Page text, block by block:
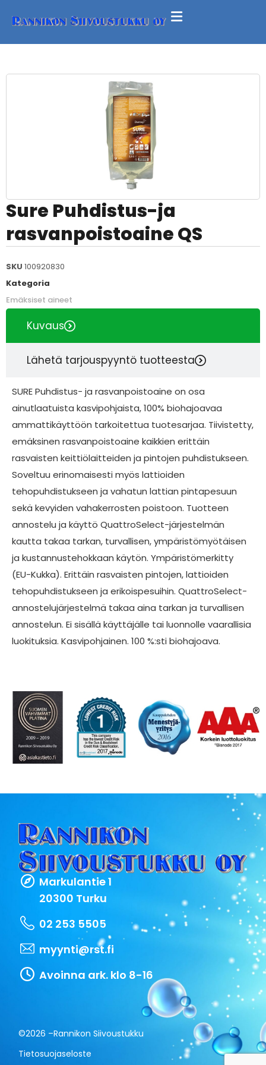
Sure Puhdistus-ja
rasvanpoistoaine QS
SKU 100920830
Kategoria
Emäksiset aineet
Kuvaus
Lähetä tarjouspyyntö tuotteesta
SURE Puhdistus- ja rasvanpoistoaine on osa
ainutlaatuista kasvipohjaista, 100% biohajoavaa
ammattikäyttöön tarkoitettua tuotesarjaa. Tiivistetty,
emäksinen rasvanpoistoaine kaikkien erittäin
rasvaisten keittiölaitteiden ja pintojen puhdistukseen.
Soveltuu erinomaisesti myös lattioiden
tehopuhdistukseen ja vahatun lattian pintapesuun
sekä kevyiden vahakerrosten poistoon. Tuotteen
annostelu ja käyttö QuattroSelect-järjestelmän
kautta takaa tarkan, turvallisen, ympäristömyötäisen
ja kustannustehokkaan käytön. Ympäristömerkitty
(EU-Kukka). Erittäin rasvaisten pintojen, lattioiden
tehopuhdistukseen ja erikoispesuihin. QuattroSelect-
annostelujärjestelmä takaa aina tarkan ja turvallisen
annostelun. Ei sisällä käyttäjälle tai luonnolle vaarallisia
luokituksia. Kasvipohjainen. 100 %:sti biohajoava.
Markulantie 1
20300 Turku
02 253 5505
myynti@rst.fi
Avoinna ark. klo 8-16
©2026 –Rannikon Siivoustukku
Tietosuojaseloste